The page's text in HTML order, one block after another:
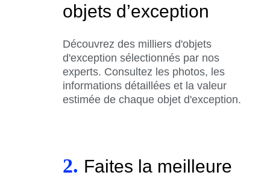
objets d’exception
Découvrez des milliers d'objets
d'exception sélectionnés par nos
experts. Consultez les photos, les
informations détaillées et la valeur
estimée de chaque objet d'exception.
2. Faites la meilleure